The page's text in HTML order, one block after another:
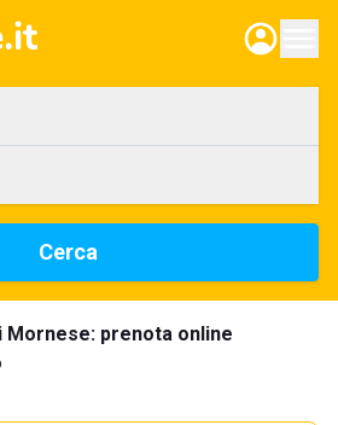
Cerca
Mornese: prenota online